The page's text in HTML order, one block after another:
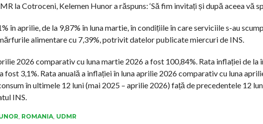
la Cotroceni, Kelemen Hunor a răspuns: ‘Să fim invitați și după aceea vă
în aprilie, de la 9,87% în luna martie, în condițiile în care serviciile s-au
alimentare cu 7,39%, potrivit datelor publicate miercuri de INS.
2026 comparativ cu luna martie 2026 a fost 100,84%. Rata inflației de la
3,1%. Rata anuală a inflației în luna aprilie 2026 comparativ cu luna
în ultimele 12 luni (mai 2025 – aprilie 2026) față de precedentele 12
INS.
ROMANIA, UDMR